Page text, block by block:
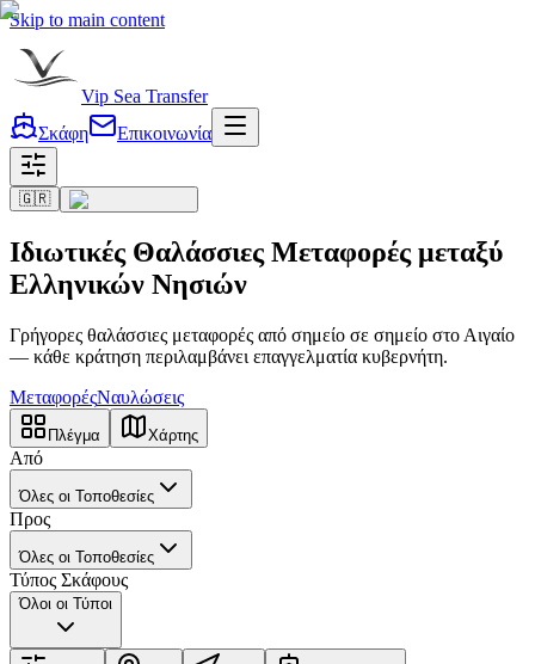
Skip to main content
Vip Sea Transfer
Σκάφη
Επικοινωνία
🇬🇷
Ιδιωτικές Θαλάσσιες Μεταφορές μεταξύ
Ελληνικών Νησιών
Γρήγορες θαλάσσιες μεταφορές από σημείο σε σημείο στο Αιγαίο
— κάθε κράτηση περιλαμβάνει επαγγελματία κυβερνήτη.
ΜεταφορέςΝαυλώσεις
Πλέγμα Χάρτης
Από
Όλες οι Τοποθεσίες
Προς
Όλες οι Τοποθεσίες
Τύπος Σκάφους
Όλοι οι Τύποι